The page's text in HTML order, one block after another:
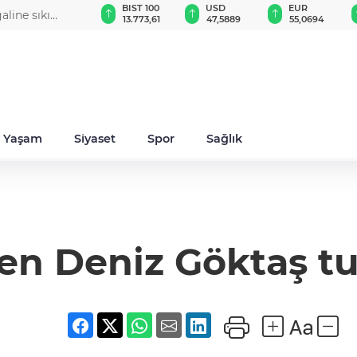
sıkıGAU/TRY
6.533,29
BIST 100
13.773,61
USD
47,5889
EUR
55,0694
Yaşam Siyaset Spor Sağlık
Deniz Göktaş